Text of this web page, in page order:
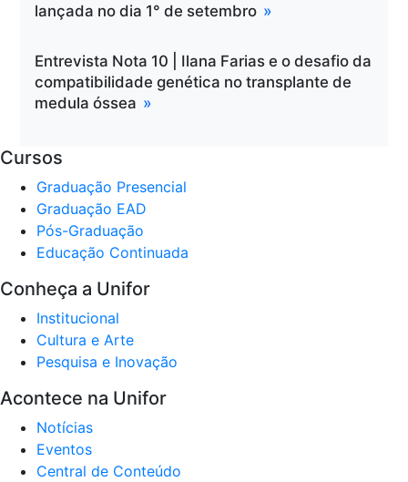
lançada no dia 1° de setembro
Entrevista Nota 10 | Ilana Farias e o desafio da
compatibilidade genética no transplante de
medula óssea
Cursos
Graduação Presencial
Graduação EAD
Pós-Graduação
Educação Continuada
Conheça a Unifor
Institucional
Cultura e Arte
Pesquisa e Inovação
Acontece na Unifor
Notícias
Eventos
Central de Conteúdo